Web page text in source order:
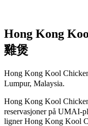
Hong Kong
雞煲
Hong Kong Kool
Lumpur, Malaysia.
Hong Kong Kool
reservasjoner på UMAI-
ligner Hong Kong Kool